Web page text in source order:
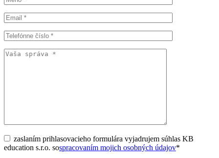
zaslaním prihlasovacieho formulára vyjadrujem súhlas KB
education s.r.o. sospracovaním mojich osobných údajov*